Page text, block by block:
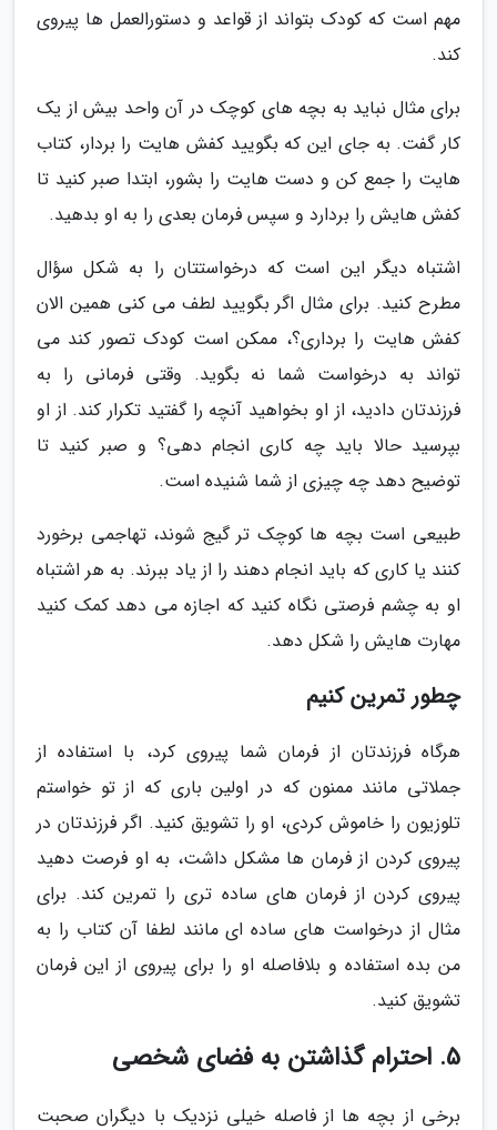
مهم است که کودک بتواند از قواعد و دستورالعمل ها پیروی
کند.
برای مثال نباید به بچه های کوچک در آن واحد بیش از یک
کار گفت. به جای این که بگویید کفش هایت را بردار، کتاب
هایت را جمع کن و دست هایت را بشور، ابتدا صبر کنید تا
کفش هایش را بردارد و سپس فرمان بعدی را به او بدهید.
اشتباه دیگر این است که درخواستتان را به شکل سؤال
مطرح کنید. برای مثال اگر بگویید لطف می کنی همین الان
کفش هایت را برداری؟، ممکن است کودک تصور کند می
تواند به درخواست شما نه بگوید. وقتی فرمانی را به
فرزندتان دادید، از او بخواهید آنچه را گفتید تکرار کند. از او
بپرسید حالا باید چه کاری انجام دهی؟ و صبر کنید تا
توضیح دهد چه چیزی از شما شنیده است.
طبیعی است بچه ها کوچک تر گیج شوند، تهاجمی برخورد
کنند یا کاری که باید انجام دهند را از یاد ببرند. به هر اشتباه
او به چشم فرصتی نگاه کنید که اجازه می دهد کمک کنید
مهارت هایش را شکل دهد.
چطور تمرین کنیم
هرگاه فرزندتان از فرمان شما پیروی کرد، با استفاده از
جملاتی مانند ممنون که در اولین باری که از تو خواستم
تلوزیون را خاموش کردی، او را تشویق کنید. اگر فرزندتان در
پیروی کردن از فرمان ها مشکل داشت، به او فرصت دهید
پیروی کردن از فرمان های ساده تری را تمرین کند. برای
مثال از درخواست های ساده ای مانند لطفا آن کتاب را به
من بده استفاده و بلافاصله او را برای پیروی از این فرمان
تشویق کنید.
5. احترام گذاشتن به فضای شخصی
برخی از بچه ها از فاصله خیلی نزدیک با دیگران صحبت